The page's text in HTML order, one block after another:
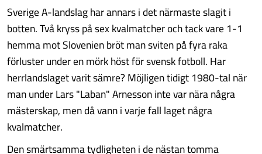
Sverige A-landslag har annars i det närmaste slagit i
botten. Två kryss på sex kvalmatcher och tack vare 1-1
hemma mot Slovenien bröt man sviten på fyra raka
förluster under en mörk höst för svensk fotboll. Har
herrlandslaget varit sämre? Möjligen tidigt 1980-tal när
man under Lars "Laban" Arnesson inte var nära några
mästerskap, men då vann i varje fall laget några
kvalmatcher.
Den smärtsamma tydligheten i de nästan tomma